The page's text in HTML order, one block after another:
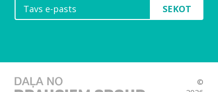
SEKOT
©